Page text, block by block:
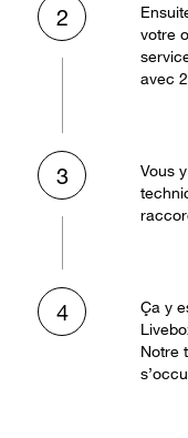
2
votre
avec
3
Vous
4
Ça y
Notre